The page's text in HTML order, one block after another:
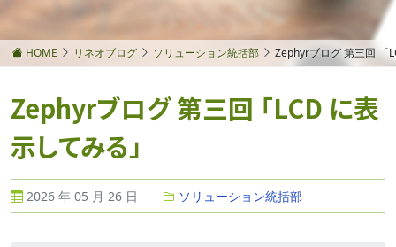
HOME リネオブログ ソリューション統括部 Zephyrブログ 第三回 「
Zephyrブログ 第三回 「LCD に表
示してみる」
2026 年 05 月 26 日 ソリューション統括部